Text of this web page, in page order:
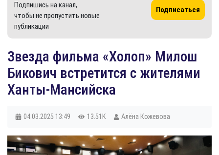
Подпишись на канал,
чтобы не пропустить новые
публикации
Подписаться
Звезда фильма «Холоп» Милош
Бикович встретится с жителями
Ханты-Мансийска
04.03.2025 13:49 13.51K Алёна Кожевова